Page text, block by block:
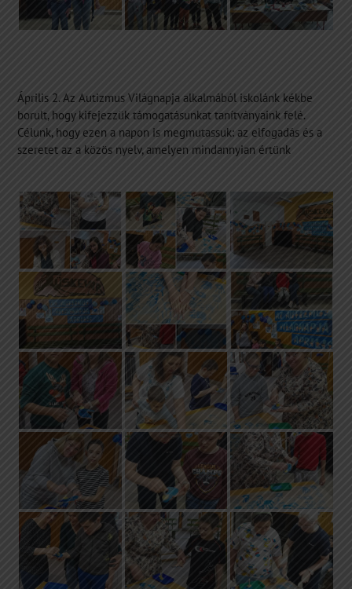
Április 2. Az Autizmus Világnapja alkalmából iskolánk kékbe
borult, hogy kifejezzük támogatásunkat tanítványaink felé.
Célunk, hogy ezen a napon is megmutassuk: az elfogadás és a
szeretet az a közös nyelv, amelyen mindannyian értünk